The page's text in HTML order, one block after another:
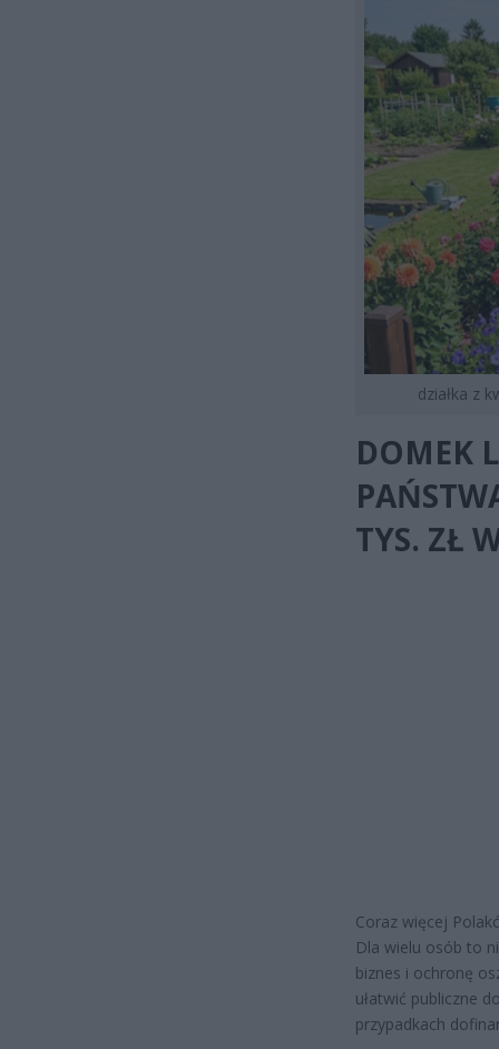
działka z
DOMEK
TYS. ZŁ
Coraz więcej
Dla wielu osób to
biznes i ochronę
ułatwić publiczne
przypadkach